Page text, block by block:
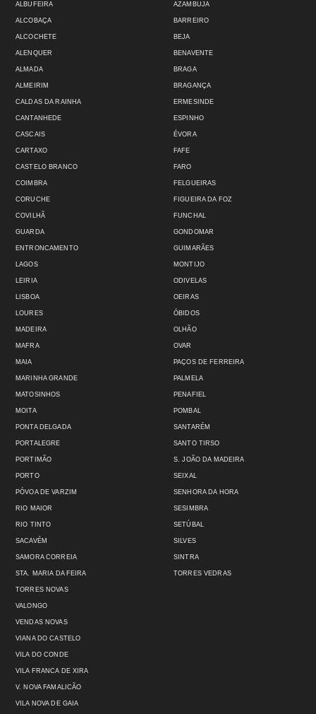
ALBUFEIRA
ALCOBAÇA
ALCOCHETE
ALENQUER
ALMADA
ALMEIRIM
AZAMBUJA
BARREIRO
BEJA
BENAVENTE
BRAGA
BRAGANÇA
CALDAS DA RAINHA
CANTANHEDE
CASCAIS
CARTAXO
CASTELO BRANCO
COIMBRA
CORUCHE
COVILHÃ
GUARDA
ENTRONCAMENTO
ERMESINDE
ESPINHO
ÉVORA
FAFE
FARO
FELGUEIRAS
FIGUEIRA DA FOZ
FUNCHAL
GONDOMAR
GUIMARÃES
LAGOS
LEIRIA
LISBOA
LOURES
MADEIRA
MAFRA
MAIA
MARINHA GRANDE
MATOSINHOS
MOITA
MONTIJO
ODIVELAS
OEIRAS
ÓBIDOS
OLHÃO
OVAR
PAÇOS DE FERREIRA
PALMELA
PENAFIEL
POMBAL
PONTA DELGADA
PORTALEGRE
PORTIMÃO
PORTO
PÓVOA DE VARZIM
RIO MAIOR
RIO TINTO
SACAVÉM
SAMORA CORREIA
STA. MARIA DA FEIRA
SANTARÉM
SANTO TIRSO
S. JOÃO DA MADEIRA
SEIXAL
SENHORA DA HORA
SESIMBRA
SETÚBAL
SILVES
SINTRA
TORRES VEDRAS
TORRES NOVAS
VALONGO
VENDAS NOVAS
VIANA DO CASTELO
VILA DO CONDE
VILA FRANCA DE XIRA
V. NOVA FAMALICÃO
VILA NOVA DE GAIA